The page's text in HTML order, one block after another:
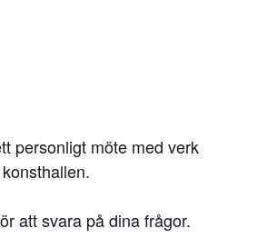
personligt möte med verk
att svara på dina frågor.